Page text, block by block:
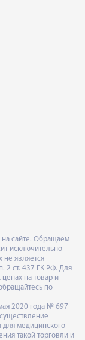
на сайте. Обращаем
исключительно
не является
2 ст. 437 ГК РФ. Для
на товар и
по
2020 года № 697
для медицинского
такой торговли и